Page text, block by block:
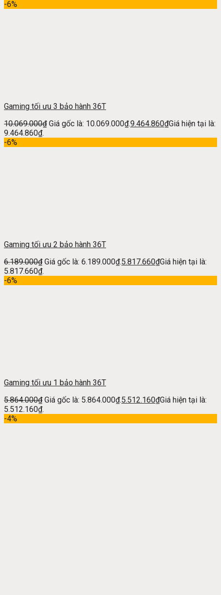
-6%
Gaming tối ưu 3 bảo hành 36T
10.069.000₫ Giá gốc là: 10.069.000₫.9.464.860₫Giá hiện tại là:
9.464.860₫.
-6%
Gaming tối ưu 2 bảo hành 36T
6.189.000₫ Giá gốc là: 6.189.000₫.5.817.660₫Giá hiện tại là:
5.817.660₫.
-6%
Gaming tối ưu 1 bảo hành 36T
5.864.000₫ Giá gốc là: 5.864.000₫.5.512.160₫Giá hiện tại là:
5.512.160₫.
-4%